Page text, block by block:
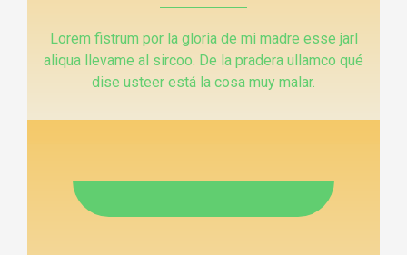
Lorem fistrum por la gloria de mi madre esse jarl
aliqua llevame al sircoo. De la pradera ullamco qué
dise usteer está la cosa muy malar.